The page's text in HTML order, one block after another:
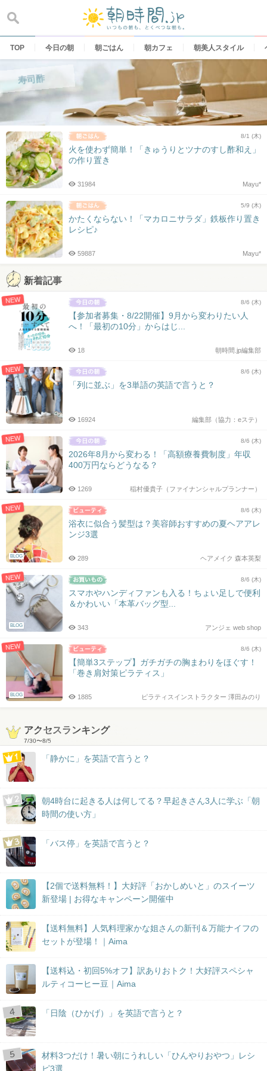
content
TOP 今日の朝 朝ごはん 朝カフェ 朝美人スタイル
寿司酢
8/1 (木)
火を使わず簡単！「きゅうりとツナのすし酢和え」
の作り置き
Mayu*
31984
5/9 (木)
かたくならない！「マカロニサラダ」鉄板作り置き
レシピ♪
Mayu*
59887
新着記事
NEW 8/6 (木)
【参加者募集・8/22開催】9月から変わりたい人
へ！「最初の10分」からはじ...
朝時間.jp編集部
18
NEW 8/6 (木)
「列に並ぶ」を3単語の英語で言うと？
編集部（協力：eステ）
16924
NEW 8/6 (木)
2026年8月から変わる！「高額療養費制度」年収
400万円ならどうなる？
稲村優貴子（ファイナンシャルプランナー）
1269
NEW
BLOG
8/6 (木)
浴衣に似合う髪型は？美容師おすすめの夏ヘアアレ
ンジ3選
ヘアメイク 森本英梨
289
NEW
BLOG
8/6 (木)
スマホやハンディファンも入る！ちょい足しで便利
＆かわいい「本革バッグ型...
アンジェ web shop
343
NEW
BLOG
8/6 (木)
【簡単3ステップ】ガチガチの胸まわりをほぐす！
「巻き肩対策ピラティス」
ピラティスインストラクター 澤田みのり
1885
アクセスランキング
7/30〜8/5
「静かに」を英語で言うと？
朝4時台に起きる人は何してる？早起きさん3人に学ぶ「朝
時間の使い方」
「バス停」を英語で言うと？
【2個で送料無料！】大好評「おかしめいと」のスイーツ
新登場 | お得なキャンペーン開催中
【送料無料】人気料理家かな姐さんの新刊＆万能ナイフの
セットが登場！｜Aima
【送料込・初回5%オフ】訳ありおトク！大好評スペシャ
ルティコーヒー豆｜Aima
「日陰（ひかげ）」を英語で言うと？
材料3つだけ！暑い朝にうれしい「ひんやりおやつ」レシ
ピ3選